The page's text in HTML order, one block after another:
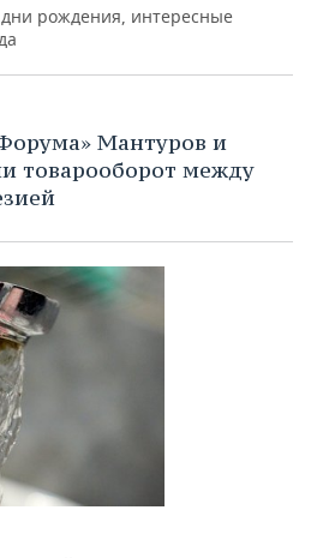
рождения, интересные
Мантуров и
товарооборот между